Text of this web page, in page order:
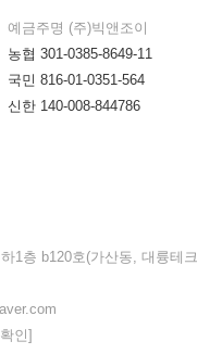
예금주명 (주)빅앤조이
농협 301-0385-8649-11
국민 816-01-0351-564
신한 140-008-844786
1층 b120호(가산동, 대륭테크
인]